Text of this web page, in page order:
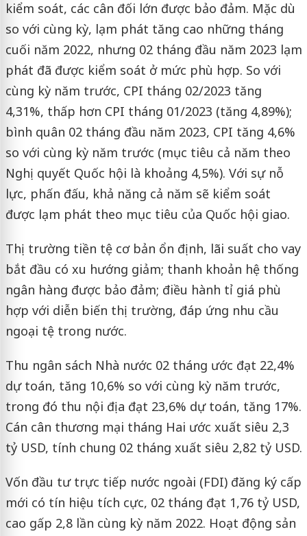
kiểm soát, các cân đối lớn được bảo đảm. Mặc dù
so với cùng kỳ, lạm phát tăng cao những tháng
cuối năm 2022, nhưng 02 tháng đầu năm 2023 lạm
phát đã được kiểm soát ở mức phù hợp. So với
cùng kỳ năm trước, CPI tháng 02/2023 tăng
4,31%, thấp hơn CPI tháng 01/2023 (tăng 4,89%);
bình quân 02 tháng đầu năm 2023, CPI tăng 4,6%
so với cùng kỳ năm trước (mục tiêu cả năm theo
Nghị quyết Quốc hội là khoảng 4,5%). Với sự nỗ
lực, phấn đấu, khả năng cả năm sẽ kiểm soát
được lạm phát theo mục tiêu của Quốc hội giao.
Thị trường tiền tệ cơ bản ổn định, lãi suất cho vay
bắt đầu có xu hướng giảm; thanh khoản hệ thống
ngân hàng được bảo đảm; điều hành tỉ giá phù
hợp với diễn biến thị trường, đáp ứng nhu cầu
ngoại tệ trong nước.
Thu ngân sách Nhà nước 02 tháng ước đạt 22,4%
dự toán, tăng 10,6% so với cùng kỳ năm trước,
trong đó thu nội địa đạt 23,6% dự toán, tăng 17%.
Cán cân thương mại tháng Hai ước xuất siêu 2,3
tỷ USD, tính chung 02 tháng xuất siêu 2,82 tỷ USD.
Vốn đầu tư trực tiếp nước ngoài (FDI) đăng ký cấp
mới có tín hiệu tích cực, 02 tháng đạt 1,76 tỷ USD,
cao gấp 2,8 lần cùng kỳ năm 2022. Hoạt động sản